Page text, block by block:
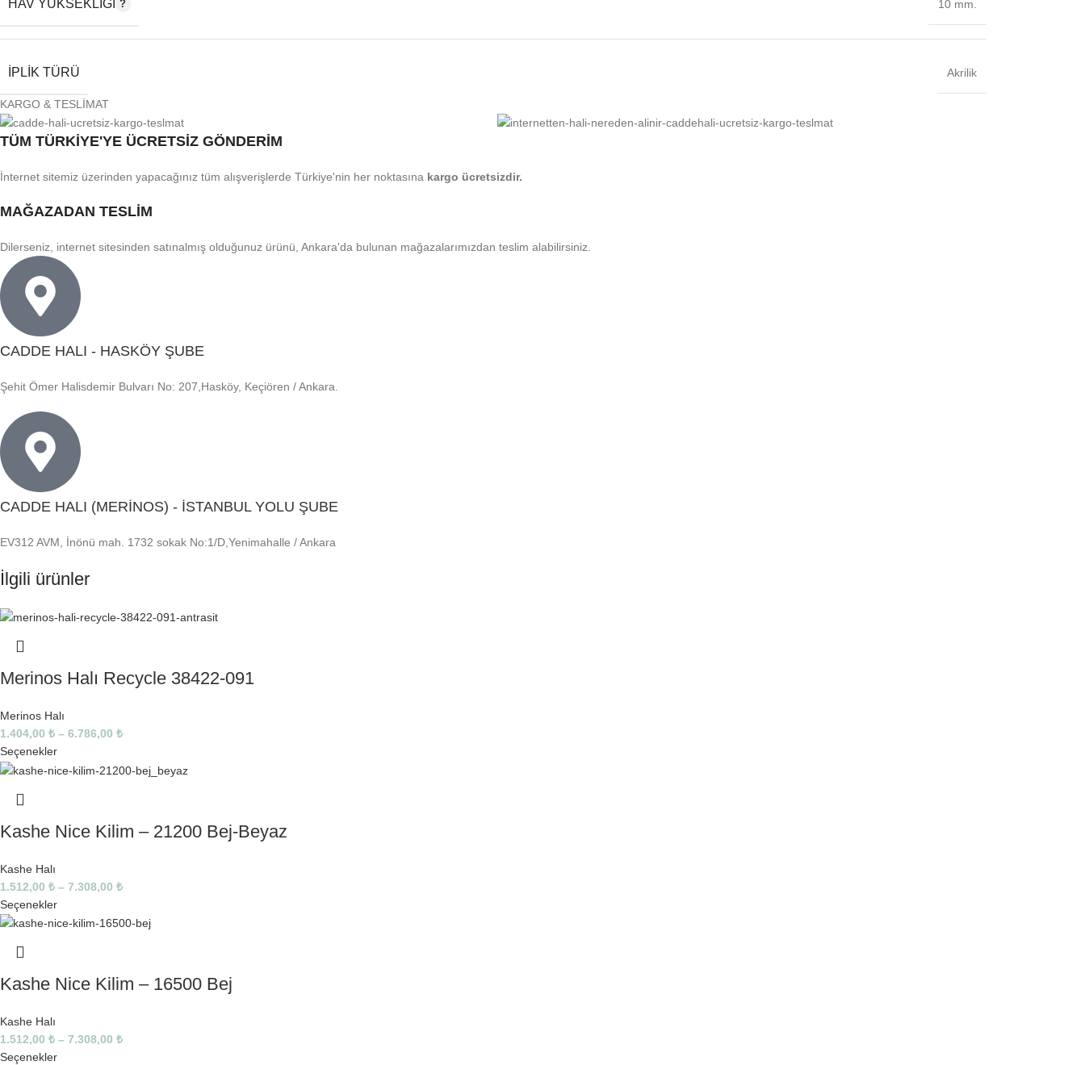
HAV YÜKSEKLIĞI 10 mm.
İPLIK TÜRÜ Akrilik
KARGO & TESLİMAT
TÜM TÜRKİYE'YE ÜCRETSİZ GÖNDERİM
İnternet sitemiz üzerinden yapacağınız tüm alışverişlerde Türkiye'nin her noktasına kargo ücretsizdir.
MAĞAZADAN TESLİM
Dilerseniz, internet sitesinden satınalmış olduğunuz ürünü, Ankara'da bulunan mağazalarımızdan teslim alabilirsiniz.
CADDE HALI - HASKÖY ŞUBE
Şehit Ömer Halisdemir Bulvarı No: 207,Hasköy, Keçiören / Ankara.
CADDE HALI (MERİNOS) - İSTANBUL YOLU ŞUBE
EV312 AVM, İnönü mah. 1732 sokak No:1/D,Yenimahalle / Ankara
İlgili ürünler
Merinos Halı Recycle 38422-091
Merinos Halı
1.404,00 ₺ – 6.786,00 ₺
Seçenekler
Kashe Nice Kilim – 21200 Bej-Beyaz
Kashe Halı
1.512,00 ₺ – 7.308,00 ₺
Seçenekler
Kashe Nice Kilim – 16500 Bej
Kashe Halı
1.512,00 ₺ – 7.308,00 ₺
Seçenekler